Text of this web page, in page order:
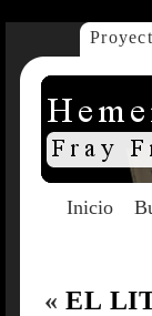
Inicio
« EL